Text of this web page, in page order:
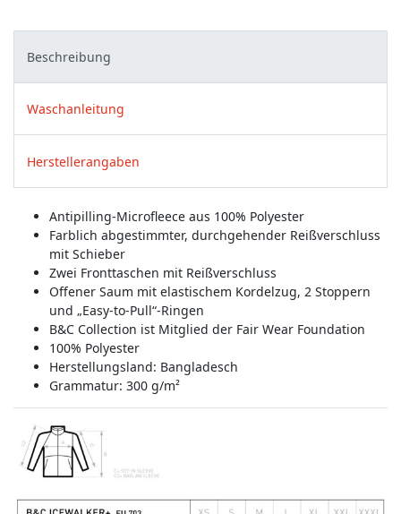
Beschreibung
Waschanleitung
Herstellerangaben
Antipilling-Microfleece aus 100% Polyester
Farblich abgestimmter, durchgehender Reißverschluss
mit Schieber
Zwei Fronttaschen mit Reißverschluss
Offener Saum mit elastischem Kordelzug, 2 Stoppern
und „Easy-to-Pull“-Ringen
B&C Collection ist Mitglied der Fair Wear Foundation
100% Polyester
Herstellungsland: Bangladesch
Grammatur: 300 g/m²